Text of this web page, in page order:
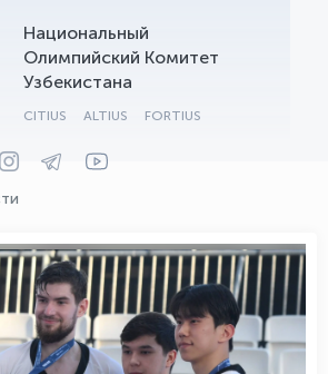
Национальный
Олимпийский Комитет
Узбекистана
CITIUS ALTIUS FORTIUS
- yordamchi